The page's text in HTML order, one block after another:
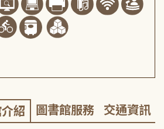
紹 圖書館服務 交通資訊